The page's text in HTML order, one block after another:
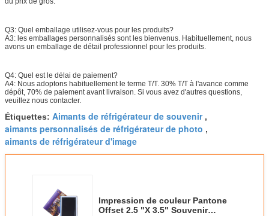
Q3: Quel emballage utilisez-vous pour les produits?
A3: les emballages personnalisés sont les bienvenus. Habituellement, nous
avons un emballage de détail professionnel pour les produits.
Q4: Quel est le délai de paiement?
A4: Nous adoptons habituellement le terme T/T. 30% T/T à l'avance comme
dépôt, 70% de paiement avant livraison. Si vous avez d'autres questions,
veuillez nous contacter.
Étiquettes: Aimants de réfrigérateur de souvenir,
aimants personnalisés de réfrigérateur de photo ,
aimants de réfrigérateur d'image
Impression de couleur Pantone
Offset 2.5 "X 3.5" Souvenir